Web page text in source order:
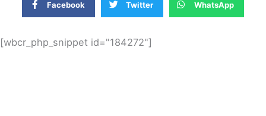
Facebook Twitter WhatsApp
[wbcr_php_snippet id="184272"]